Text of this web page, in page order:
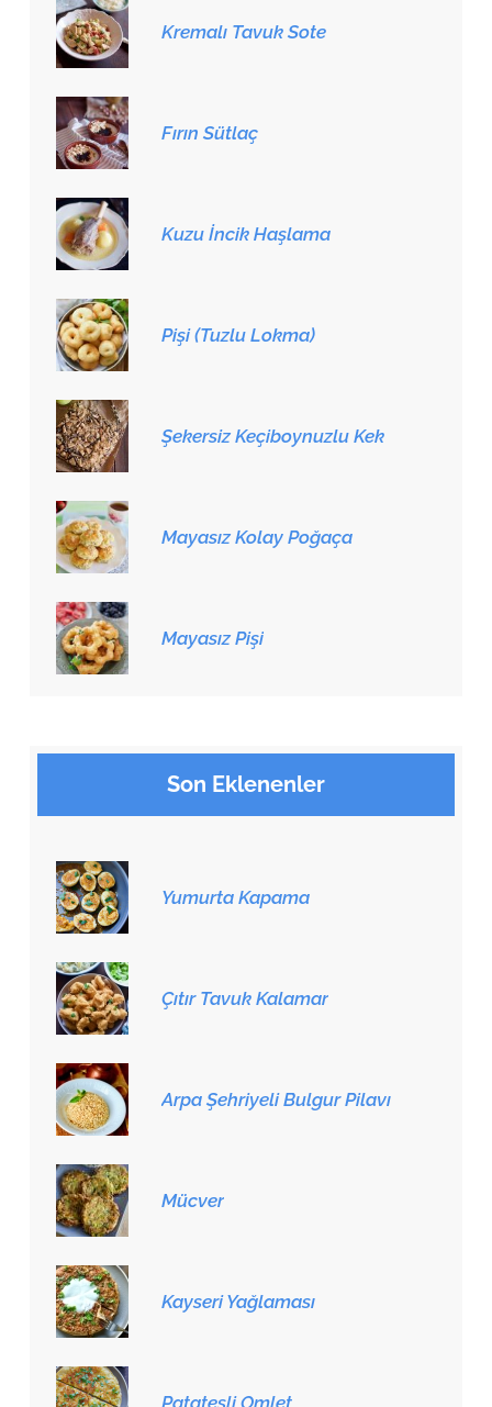
Kremalı Tavuk Sote
Fırın Sütlaç
Kuzu İncik Haşlama
Pişi (Tuzlu Lokma)
Şekersiz Keçiboynuzlu Kek
Mayasız Kolay Poğaça
Mayasız Pişi
Son Eklenenler
Yumurta Kapama
Çıtır Tavuk Kalamar
Arpa Şehriyeli Bulgur Pilavı
Mücver
Kayseri Yağlaması